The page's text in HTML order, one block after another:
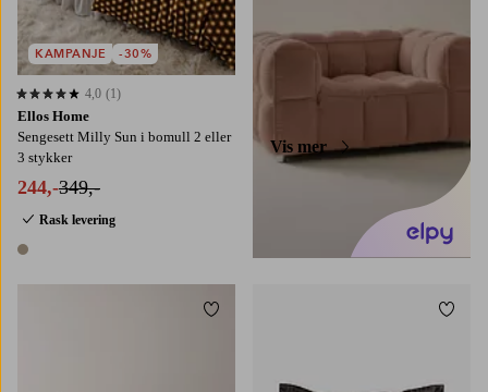
Ellos Home
Sengesett Milly Sun i bomull 2 eller
3 stykker
244,-349,-
Rask levering
1 farge
4,0 basert på 1 karaktergivninger
4,0 (1)
KAMPANJE -30%
Vis mer
Legg til favoritter